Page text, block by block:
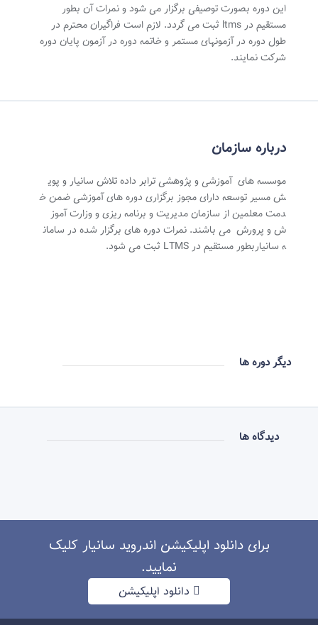
این دوره بصورت توصیفی برگزار می شود و نمرات آن بطور
مستقیم در ltms ثبت می گردد. لازم است فراگیران محترم در
طول دوره در آزمونهای مستمر و خاتمه دوره در آزمون پایان دوره
شرکت نمایند.
درباره سازمان
موسسه های آموزشی و پژوهشی ترابر داده تلاش سانیار و پوی
ش مسیر توسعه دارای مجوز برگزاری دوره های آموزشی ضمن خ
دمت معلمین از سازمان مدیریت و برنامه ریزی و وزارت آموز
ش و پرورش می باشند. نمرات دوره های برگزار شده در سامان
ه سانیاربطور مستقیم در LTMS ثبت می شود.
دیگر دوره ها
دیدگاه ها
برای دانلود اپلیکیشن اندروید سانیار کلیک
نمایید.
دانلود اپلیکیشن